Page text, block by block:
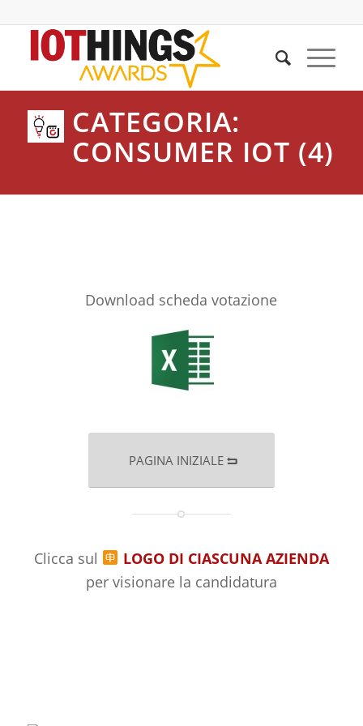
CATEGORIA:
CONSUMER IOT (4)
Download scheda votazione
PAGINA INIZIALE
Clicca sul
LOGO DI CIASCUNA AZIENDA
per visionare la candidatura